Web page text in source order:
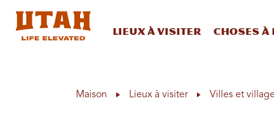
Lieux à visiter Choses
Maison Lieux à visiter Villes et